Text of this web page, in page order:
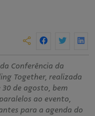
Conferência da
Together, realizada
30 de agosto, bem
ao evento,
para a agenda do